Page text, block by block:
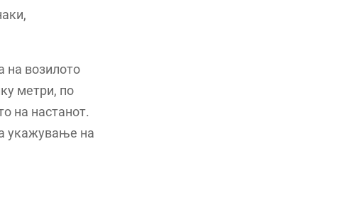
на возилото
метри, по
на настанот.
укажување на